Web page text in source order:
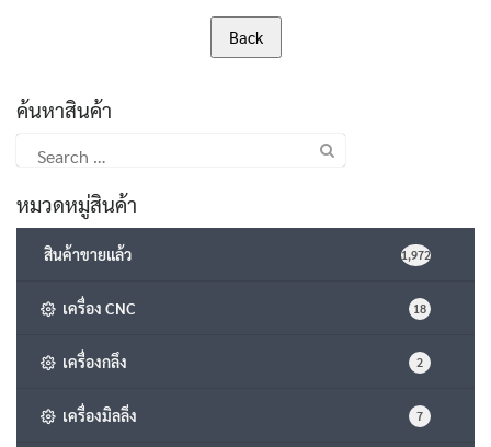
ค้นหาสินค้า
for:
หมวดหมู่สินค้า
สินค้าขายแล้ว 1,972
เครื่อง CNC 18
เครื่องกลึง 2
เครื่องมิลลิ่ง 7